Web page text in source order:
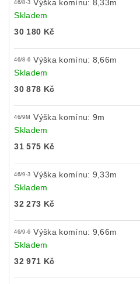
46/8-3 Výška komínu: 8,33m
Skladem
30 180 Kč
46/8-6 Výška komínu: 8,66m
Skladem
30 878 Kč
46/9M
Výška komínu: 9m
Skladem
31 575 Kč
46/9-3 Výška komínu: 9,33m
Skladem
32 273 Kč
46/9-6 Výška komínu: 9,66m
Skladem
32 971 Kč